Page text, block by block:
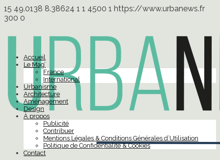
15 49.0138 8.38624 1 1 4500 1 https://www.urbanews.fr
300 0
Accueil
Le Mag’
France
International
Urbanisme
Architecture
Aménagement
Design
À propos
Publicité
Contribuer
Mentions Légales & Conditions Générales d’Utilisation
Politique de Confidentialité & Cookies
Contact